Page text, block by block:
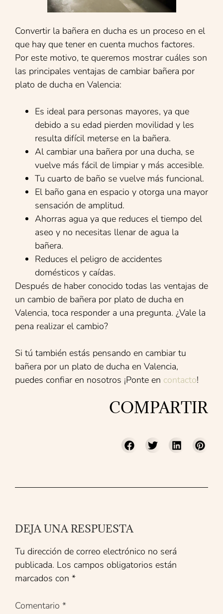
Convertir la bañera en ducha es un proceso en el
que hay que tener en cuenta muchos factores.
Por este motivo, te queremos mostrar cuáles son
las principales ventajas de cambiar bañera por
plato de ducha en Valencia:
Es ideal para personas mayores, ya que
debido a su edad pierden movilidad y les
resulta difícil meterse en la bañera.
Al cambiar una bañera por una ducha, se
vuelve más fácil de limpiar y más accesible.
Tu cuarto de baño se vuelve más funcional.
El baño gana en espacio y otorga una mayor
sensación de amplitud.
Ahorras agua ya que reduces el tiempo del
aseo y no necesitas llenar de agua la
bañera.
Reduces el peligro de accidentes
domésticos y caídas.
Después de haber conocido todas las ventajas de
un cambio de bañera por plato de ducha en
Valencia, toca responder a una pregunta. ¿Vale la
pena realizar el cambio?
Si tú también estás pensando en cambiar tu
bañera por un plato de ducha en Valencia,
puedes confiar en nosotros ¡Ponte en contacto!
COMPARTIR
DEJA UNA RESPUESTA
Tu dirección de correo electrónico no será
publicada. Los campos obligatorios están
marcados con *
Comentario *